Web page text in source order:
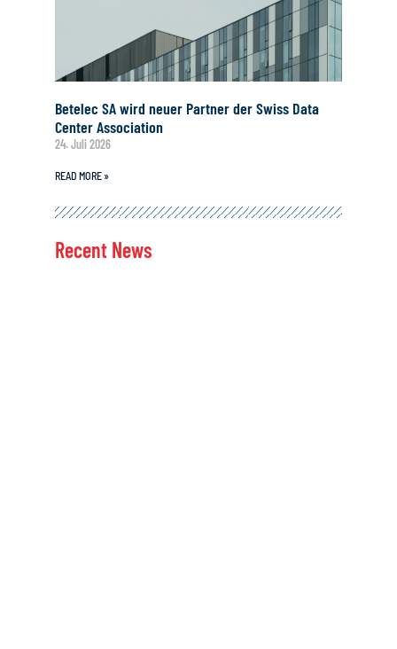
Betelec SA wird neuer Partner der Swiss Data
Center Association
24. Juli 2026
READ MORE »
Recent News